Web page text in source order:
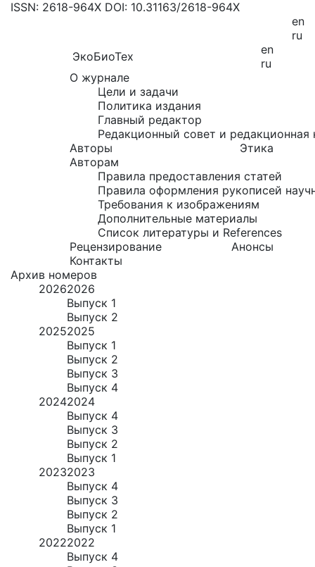
ISSN: 2618-964X DOI: 10.31163/2618-964X
en
ru
ЭкоБиоТех
en
ru
О журнале
Цели и задачи
Политика издания
Главный редактор
Редакционный совет и редакционная
Авторы
Этика
Авторам
Правила предоставления статей
Правила оформления рукописей
Требования к изображениям
Дополнительные материалы
Список литературы и References
Рецензирование
Анонсы
Контакты
Архив номеров
20262026
Выпуск 1
Выпуск 2
20252025
Выпуск 1
Выпуск 2
Выпуск 3
Выпуск 4
20242024
Выпуск 4
Выпуск 3
Выпуск 2
Выпуск 1
20232023
Выпуск 4
Выпуск 3
Выпуск 2
Выпуск 1
20222022
Выпуск 4